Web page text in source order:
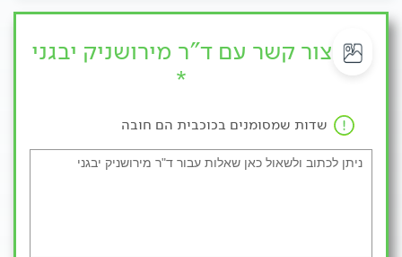
צור קשר עם ד"ר מירושניק יבגני
*
שדות שמסומנים בכוכבית הם חובה